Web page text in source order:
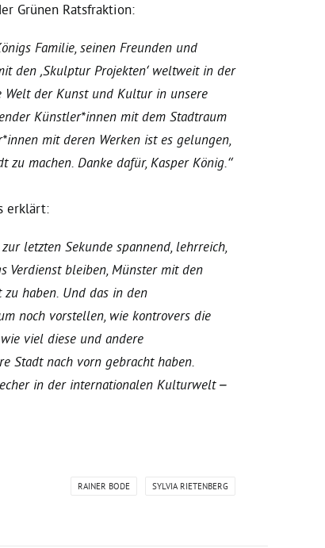
Grünen Ratsfraktion:
Familie, seinen Freunden und
den ‚Skulptur Projekten‘ weltweit in der
Welt der Kunst und Kultur in unsere
Künstler*innen mit dem Stadtraum
mit deren Werken ist es gelungen,
machen. Danke dafür, Kasper König.“
erklärt:
letzten Sekunde spannend, lehrreich,
Verdienst bleiben, Münster mit den
zu haben. Und das in den
noch vorstellen, wie kontrovers die
viel diese und andere
Stadt nach vorn gebracht haben.
in der internationalen Kulturwelt –
RAINER BODE SYLVIA RIETENBERG